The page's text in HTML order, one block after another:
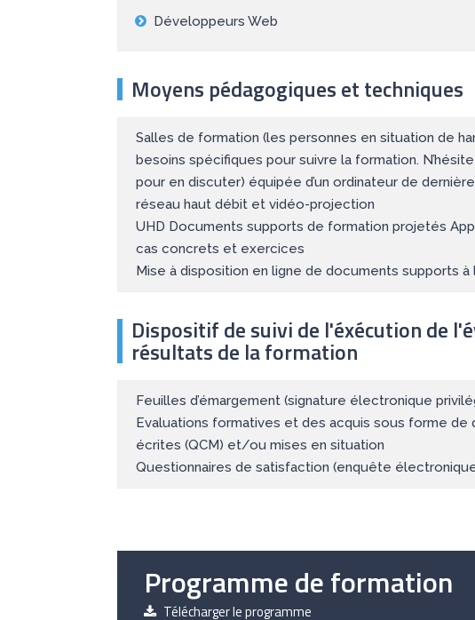
Développeurs Web
Moyens pédagogiques et techniques
Salles de formation (les personnes en situation de
besoins spécifiques pour suivre la formation.
pour en discuter) équipée d’un ordinateur de
réseau haut débit et vidéo-projection
UHD Documents supports de formation projetés
cas concrets et exercices
Mise à disposition en ligne de documents supports
Dispositif de suivi de l'éxécution de
résultats de la formation
Feuilles d’émargement (signature électronique
Evaluations formatives et des acquis sous forme
écrites (QCM) et/ou mises en situation
Questionnaires de satisfaction (enquête
Programme de formation
Télécharger le programme